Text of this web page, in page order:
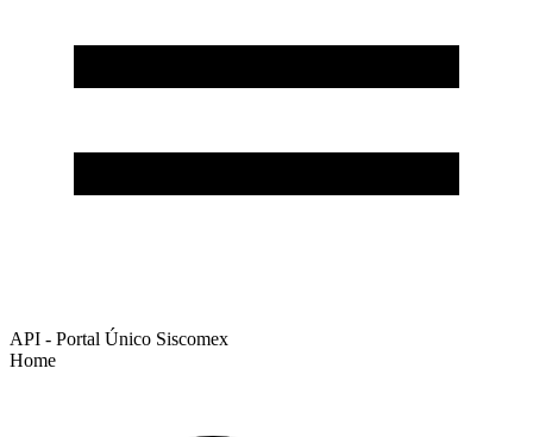
API - Portal Único Siscomex
Home